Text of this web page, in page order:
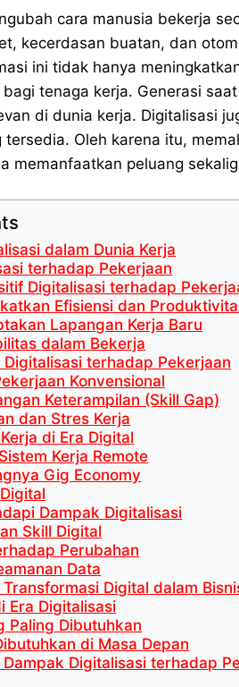
cara manusia bekerja
kecerdasan buatan, dan
ini tidak hanya
tenaga kerja. Generasi
di dunia kerja. Digitalisasi
tersedia. Oleh karena itu,
memanfaatkan peluang
dalam Dunia Kerja
terhadap Pekerjaan
Digitalisasi terhadap
Efisiensi dan
Lapangan Kerja Baru
dalam Bekerja
terhadap Pekerjaan
Konvensional
Keterampilan (Skill Gap)
dan Stres Kerja
di Era Digital
Kerja Remote
Gig Economy
Dampak Digitalisasi
Skill Digital
Perubahan
Data
Digital dalam
Era Digitalisasi
Paling Dibutuhkan
di Masa Depan
Digitalisasi terhadap